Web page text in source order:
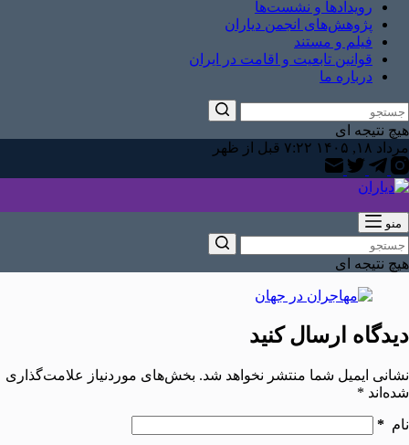
رویدادها و نشست‌ها
پژوهش‌های انجمن دیاران
فیلم و مستند
قوانین تابعیت و اقامت در ایران
درباره ما
هیچ نتیجه ای
مرداد ۱۸, ۱۴۰۵ ۷:۲۲ قبل از ظهر
منو
هیچ نتیجه ای
دیدگاه ارسال کنید
نشانی ایمیل شما منتشر نخواهد شد. بخش‌های موردنیاز علامت‌گذاری
شده‌اند *
نام *